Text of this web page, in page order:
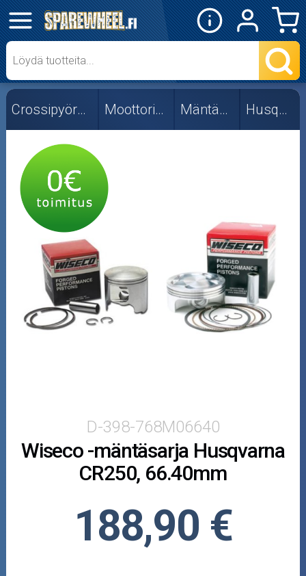
✕
Mopon osat
Skootterin osat
Crossipyörän osat
Moottoripyörän osat
Moottorikelkan osat
Mopoauton osat
Mönkijän osat
Puutarha ja metsä
Öljyt ja kemikaalit
Outlet-tuotteet
Crossipyörän osat Moottorin osat Mäntäsarjat Husqvarna
D-398-768M06640
Wiseco -mäntäsarja Husqvarna
CR250, 66.40mm
188,90 €